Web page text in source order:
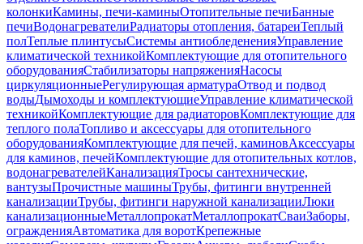
колонкиКамины, печи-каминыОтопительные печиБанные
печиВодонагревателиРадиаторы отопления, батареиТеплый
полТеплые плинтусыСистемы антиобледененияУправление
климатической техникойКомплектующие для отопительного
оборудованияСтабилизаторы напряженияНасосы
циркуляционныеРегулирующая арматураОтвод и подвод
водыДымоходы и комплектующиеУправление климатической
техникойКомплектующие для радиаторовКомплектующие для
теплого полаТопливо и аксессуары для отопительного
оборудованияКомплектующие для печей, каминовАксессуары
для каминов, печейКомплектующие для отопительных котлов,
водонагревателейКанализацияТросы сантехнические,
вантузыПрочистные машиныТрубы, фитинги внутренней
канализацииТрубы, фитинги наружной канализацииЛюки
канализационныеМеталлопрокатМеталлопрокатСваиЗаборы,
огражденияАвтоматика для воротКрепежные